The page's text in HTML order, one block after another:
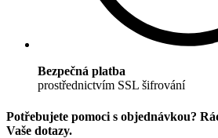
Bezpečná platba
prostřednictvím SSL šifrování
Potřebujete pomoci s objednávkou?
Vaše dotazy.